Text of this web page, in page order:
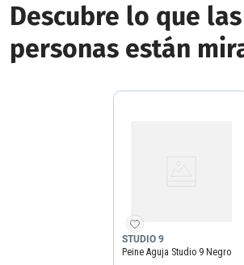
Descubre lo que las
personas están
STUDIO 9
Peine Aguja Studio 9 Negro